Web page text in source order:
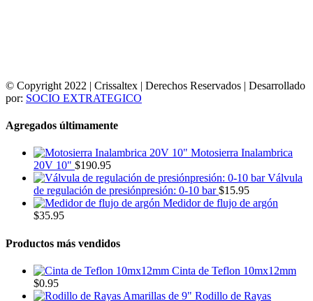
© Copyright 2022 | Crissaltex | Derechos Reservados | Desarrollado
por: SOCIO EXTRATEGICO
Agregados últimamente
Motosierra Inalambrica
20V 10" $190.95
Válvula
de regulación de presiónpresión: 0-10 bar $15.95
Medidor de flujo de argón
$35.95
Productos más vendidos
Cinta de Teflon 10mx12mm
$0.95
Rodillo de Rayas